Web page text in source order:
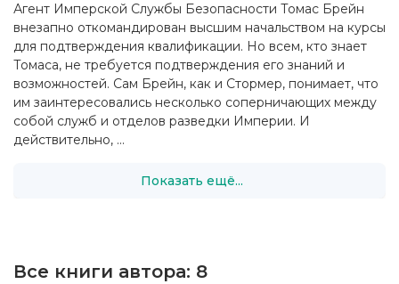
Агент Имперской Службы Безопасности Томас Брейн
внезапно откомандирован высшим начальством на курсы
для подтверждения квалификации. Но всем, кто знает
Томаса, не требуется подтверждения его знаний и
возможностей. Сам Брейн, как и Стормер, понимает, что
им заинтересовались несколько соперничающих между
собой служб и отделов разведки Империи. И
действительно, ...
Показать ещё...
Все книги автора: 8